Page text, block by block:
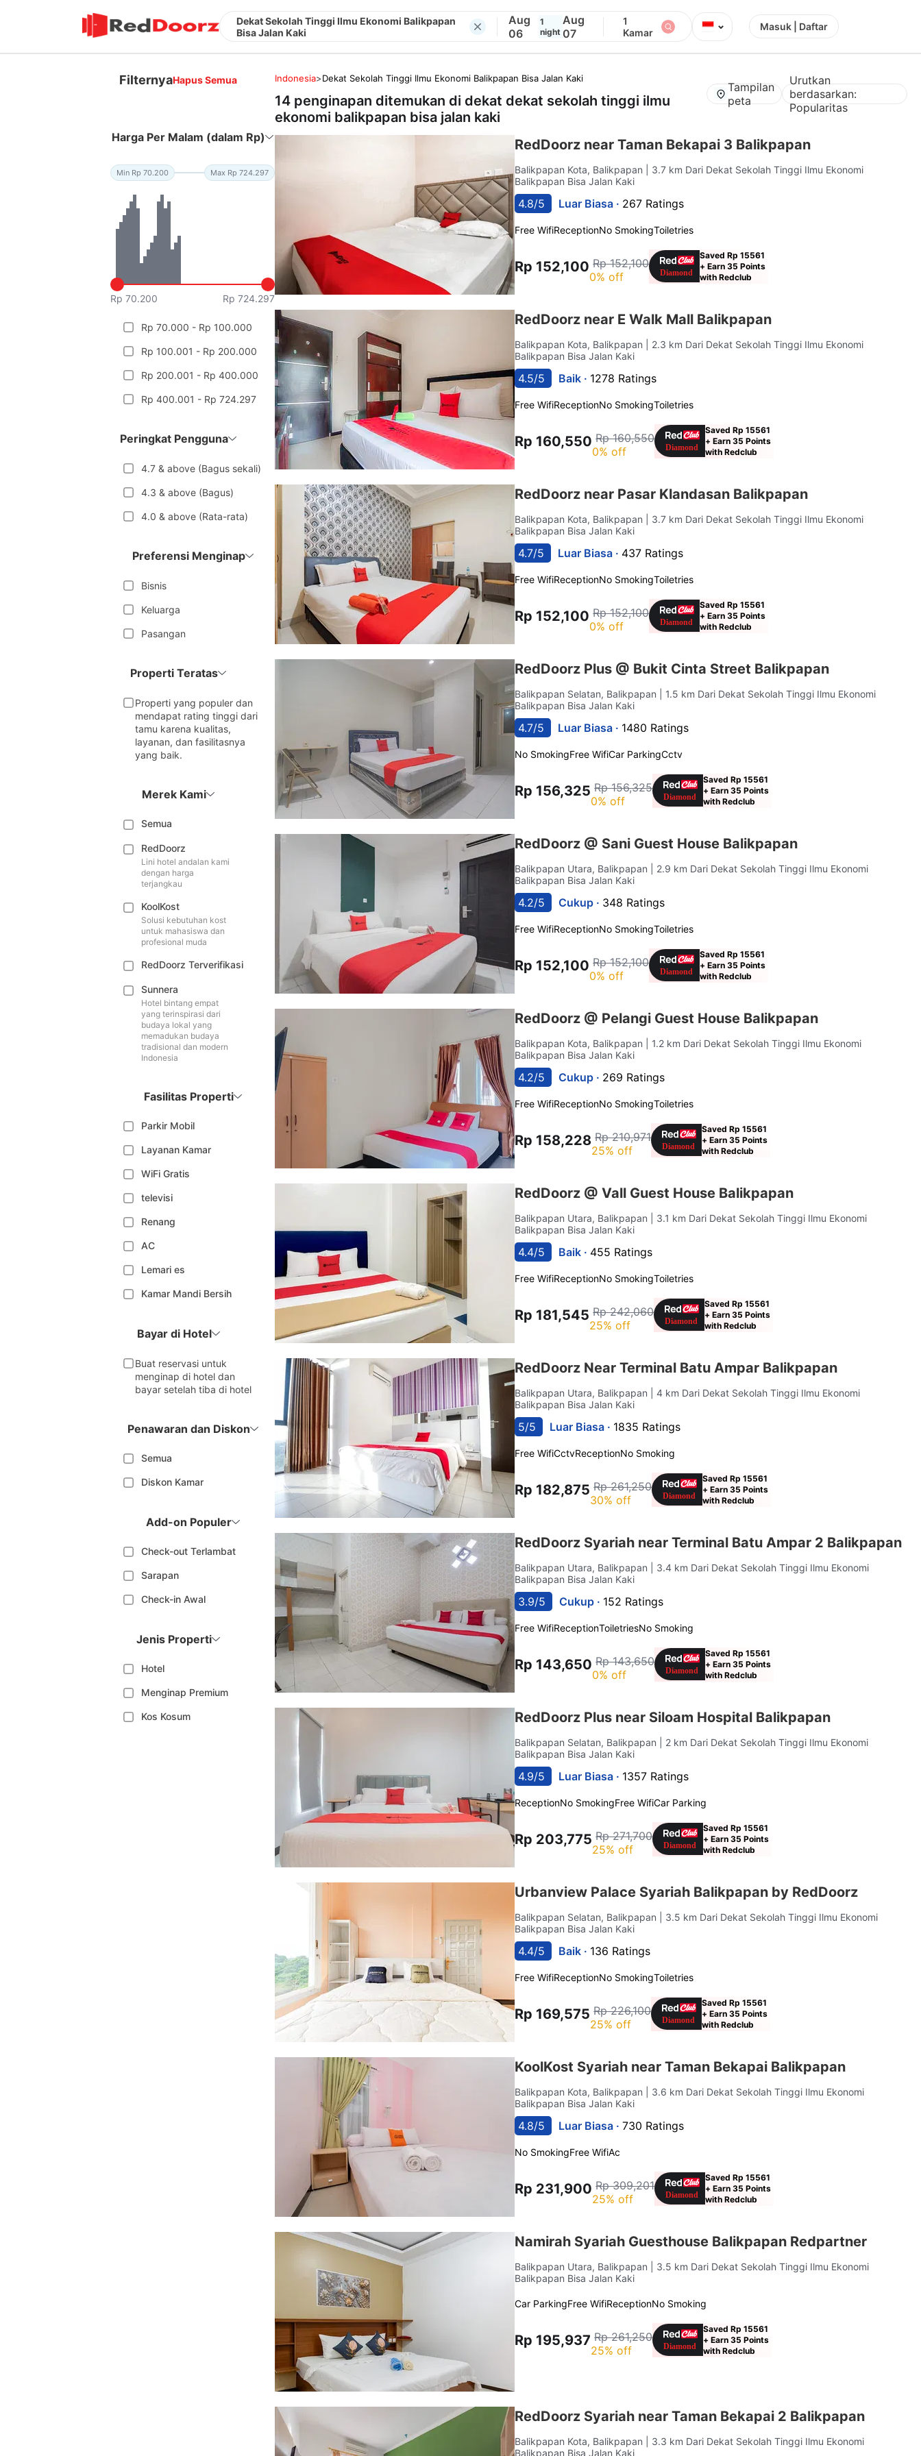
Dekat Sekolah Tinggi Ilmu Ekonomi Balikpapan
Bisa Jalan Kaki
Aug
06
1
night
Aug
07
1
Kamar
⌄ Masuk | Daftar
FilternyaHapus Semua
Harga Per Malam (dalam Rp)
Min Rp 70.200 Max Rp 724.297
Rp 70.200 Rp 724.297
Rp 70.000 - Rp 100.000
Rp 100.001 - Rp 200.000
Rp 200.001 - Rp 400.000
Rp 400.001 - Rp 724.297
Peringkat Pengguna
4.7 & above (Bagus sekali)
4.3 & above (Bagus)
4.0 & above (Rata-rata)
Preferensi Menginap
Bisnis
Keluarga
Pasangan
Properti Teratas
Properti yang populer dan
mendapat rating tinggi dari
tamu karena kualitas,
layanan, dan fasilitasnya
yang baik.
Merek Kami
Semua
RedDoorz
Lini hotel andalan kami
dengan harga
terjangkau
KoolKost
Solusi kebutuhan kost
untuk mahasiswa dan
profesional muda
RedDoorz Terverifikasi
Sunnera
Hotel bintang empat
yang terinspirasi dari
budaya lokal yang
memadukan budaya
tradisional dan modern
Indonesia
Fasilitas Properti
Parkir Mobil
Layanan Kamar
WiFi Gratis
televisi
Renang
AC
Lemari es
Kamar Mandi Bersih
Bayar di Hotel
Buat reservasi untuk
menginap di hotel dan
bayar setelah tiba di hotel
Penawaran dan Diskon
Semua
Diskon Kamar
Add-on Populer
Check-out Terlambat
Sarapan
Check-in Awal
Jenis Properti
Hotel
Menginap Premium
Kos Kosum
Indonesia>Dekat Sekolah Tinggi Ilmu Ekonomi Balikpapan Bisa Jalan Kaki
14 penginapan ditemukan di dekatdekat sekolah tinggi ilmu
ekonomi balikpapan bisa jalan kaki
Tampilan
peta
Urutkan
berdasarkan:
Popularitas
RedDoorz near Taman Bekapai 3 Balikpapan
Balikpapan Kota, Balikpapan
| 3.7 km Dari Dekat Sekolah Tinggi Ilmu Ekonomi
Balikpapan Bisa Jalan Kaki
4.8/5 Luar Biasa · 267 Ratings
Free WifiReceptionNo SmokingToiletries
Rp 152,100 Rp 152,100
0% off
Saved Rp 15561
+ Earn 35 Points
with Redclub
RedDoorz near E Walk Mall Balikpapan
Balikpapan Kota, Balikpapan
| 2.3 km Dari Dekat Sekolah Tinggi Ilmu Ekonomi
Balikpapan Bisa Jalan Kaki
4.5/5 Baik · 1278 Ratings
Free WifiReceptionNo SmokingToiletries
Rp 160,550 Rp 160,550
0% off
Saved Rp 15561
+ Earn 35 Points
with Redclub
RedDoorz near Pasar Klandasan Balikpapan
Balikpapan Kota, Balikpapan
| 3.7 km Dari Dekat Sekolah Tinggi Ilmu Ekonomi
Balikpapan Bisa Jalan Kaki
4.7/5 Luar Biasa · 437 Ratings
Free WifiReceptionNo SmokingToiletries
Rp 152,100 Rp 152,100
0% off
Saved Rp 15561
+ Earn 35 Points
with Redclub
RedDoorz Plus @ Bukit Cinta Street Balikpapan
Balikpapan Selatan, Balikpapan
| 1.5 km Dari Dekat Sekolah Tinggi Ilmu Ekonomi
Balikpapan Bisa Jalan Kaki
4.7/5 Luar Biasa · 1480 Ratings
No SmokingFree WifiCar ParkingCctv
Rp 156,325 Rp 156,325
0% off
Saved Rp 15561
+ Earn 35 Points
with Redclub
RedDoorz @ Sani Guest House Balikpapan
Balikpapan Utara, Balikpapan
| 2.9 km Dari Dekat Sekolah Tinggi Ilmu Ekonomi
Balikpapan Bisa Jalan Kaki
4.2/5 Cukup · 348 Ratings
Free WifiReceptionNo SmokingToiletries
Rp 152,100 Rp 152,100
0% off
Saved Rp 15561
+ Earn 35 Points
with Redclub
RedDoorz @ Pelangi Guest House Balikpapan
Balikpapan Kota, Balikpapan
| 1.2 km Dari Dekat Sekolah Tinggi Ilmu Ekonomi
Balikpapan Bisa Jalan Kaki
4.2/5 Cukup · 269 Ratings
Free WifiReceptionNo SmokingToiletries
Rp 158,228 Rp 210,971
25% off
Saved Rp 15561
+ Earn 35 Points
with Redclub
RedDoorz @ Vall Guest House Balikpapan
Balikpapan Utara, Balikpapan
| 3.1 km Dari Dekat Sekolah Tinggi Ilmu Ekonomi
Balikpapan Bisa Jalan Kaki
4.4/5 Baik · 455 Ratings
Free WifiReceptionNo SmokingToiletries
Rp 181,545 Rp 242,060
25% off
Saved Rp 15561
+ Earn 35 Points
with Redclub
RedDoorz Near Terminal Batu Ampar Balikpapan
Balikpapan Utara, Balikpapan
| 4 km Dari Dekat Sekolah Tinggi Ilmu Ekonomi
Balikpapan Bisa Jalan Kaki
5/5 Luar Biasa · 1835 Ratings
Free WifiCctvReceptionNo Smoking
Rp 182,875 Rp 261,250
30% off
Saved Rp 15561
+ Earn 35 Points
with Redclub
RedDoorz Syariah near Terminal Batu Ampar 2 Balikpapan
Balikpapan Utara, Balikpapan
| 3.4 km Dari Dekat Sekolah Tinggi Ilmu Ekonomi
Balikpapan Bisa Jalan Kaki
3.9/5 Cukup · 152 Ratings
Free WifiReceptionToiletriesNo Smoking
Rp 143,650 Rp 143,650
0% off
Saved Rp 15561
+ Earn 35 Points
with Redclub
RedDoorz Plus near Siloam Hospital Balikpapan
Balikpapan Selatan, Balikpapan
| 2 km Dari Dekat Sekolah Tinggi Ilmu Ekonomi
Balikpapan Bisa Jalan Kaki
4.9/5 Luar Biasa · 1357 Ratings
ReceptionNo SmokingFree WifiCar Parking
Rp 203,775 Rp 271,700
25% off
Saved Rp 15561
+ Earn 35 Points
with Redclub
Urbanview Palace Syariah Balikpapan by RedDoorz
Balikpapan Selatan, Balikpapan
| 3.5 km Dari Dekat Sekolah Tinggi Ilmu Ekonomi
Balikpapan Bisa Jalan Kaki
4.4/5 Baik · 136 Ratings
Free WifiReceptionNo SmokingToiletries
Rp 169,575 Rp 226,100
25% off
Saved Rp 15561
+ Earn 35 Points
with Redclub
KoolKost Syariah near Taman Bekapai Balikpapan
Balikpapan Kota, Balikpapan
| 3.6 km Dari Dekat Sekolah Tinggi Ilmu Ekonomi
Balikpapan Bisa Jalan Kaki
4.8/5 Luar Biasa ·730 Ratings
No SmokingFree WifiAc
Rp 231,900 Rp 309,201
25% off
Saved Rp 15561
+ Earn 35 Points
with Redclub
Namirah Syariah Guesthouse Balikpapan Redpartner
Balikpapan Utara, Balikpapan
| 3.5 km Dari Dekat Sekolah Tinggi Ilmu Ekonomi
Balikpapan Bisa Jalan Kaki
Car ParkingFree WifiReceptionNo Smoking
Rp 195,937 Rp 261,250
25% off
Saved Rp 15561
+ Earn 35 Points
with Redclub
RedDoorz Syariah near Taman Bekapai 2 Balikpapan
Balikpapan Kota, Balikpapan
| 3.3 km Dari Dekat Sekolah Tinggi Ilmu Ekonomi
Balikpapan Bisa Jalan Kaki